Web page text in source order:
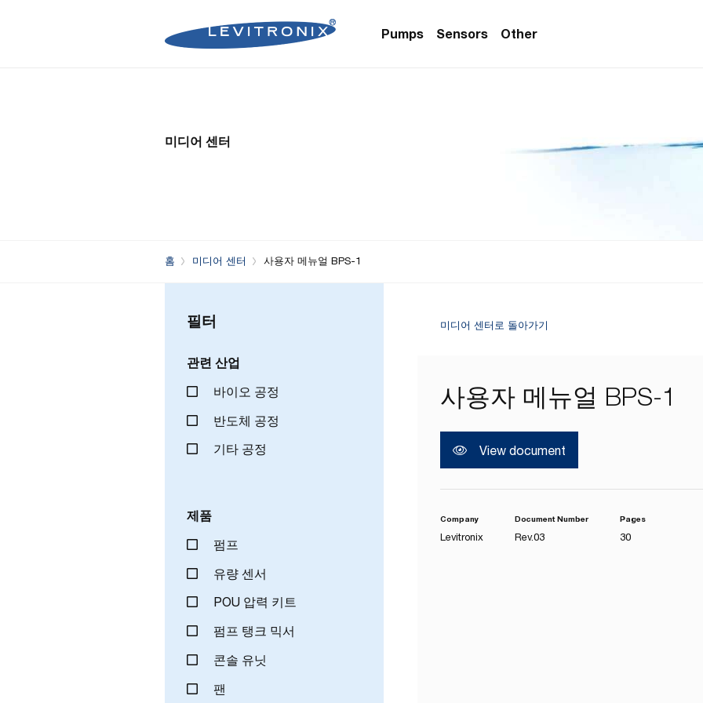
Pumps
Microelectronics Pumps (Solvent Applications)
Sensors
Microelectronics Clamp-On Flow Sensors
Bioprocessing Clamp-On Flow Sensors (First
Other
Bioprocessing Flow Controllers (Single-Use)
미디어 센터
홈 미디어 센터 사용자 메뉴얼 BPS-1
필터
관련 산업
바이오 공정
반도체 공정
기타 공정
제품
펌프
유량 센서
POU 압력 키트
펌프 탱크 믹서
콘솔 유닛
팬
미디어 센터로 돌아가기
사용자 메뉴얼 BPS-1
View document
Company
Levitronix
Document Number
Rev.03
Pages
30